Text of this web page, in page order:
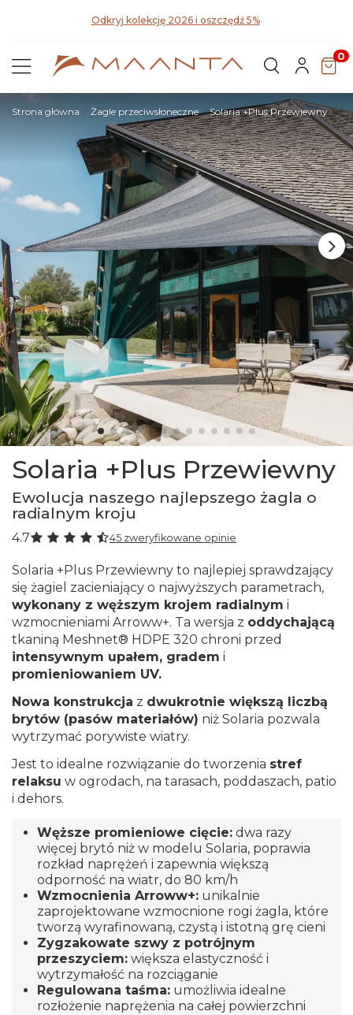
Odkryj kolekcję 2026 i oszczędź 5%
0
Strona główna Żagle przeciwsłoneczne Solaria +Plus Przewiewny
Solaria +Plus Przewiewny
Ewolucja naszego najlepszego żagla o
radialnym kroju
4.7 45 zweryfikowane opinie
Solaria +Plus Przewiewny to najlepiej sprawdzający
się żagiel zacieniający o najwyższych parametrach,
wykonany z węższym krojem radialnym i
wzmocnieniami Arroww+. Ta wersja z oddychającą
tkaniną Meshnet® HDPE 320 chroni przed
intensywnym upałem, gradem i
promieniowaniem UV.
Nowa konstrukcja z dwukrotnie większą liczbą
brytów (pasów materiałów) niż Solaria pozwala
wytrzymać porywiste wiatry.
Jest to idealne rozwiązanie do tworzenia stref
relaksu w ogrodach, na tarasach, poddaszach, patio
i dehors.
Węższe promieniowe cięcie: dwa razy
więcej brytó niż w modelu Solaria, poprawia
rozkład naprężeń i zapewnia większą
odporność na wiatr, do 80 km/h
Wzmocnienia Arroww+: unikalnie
zaprojektowane wzmocnione rogi żagla, które
tworzą wyrafinowaną, czystą i istotną grę cieni
Zygzakowate szwy z potrójnym
przeszyciem: większa elastyczność i
wytrzymałość na rozciąganie
Regulowana taśma: umożliwia idealne
rozłożenie naprężenia na całej powierzchni